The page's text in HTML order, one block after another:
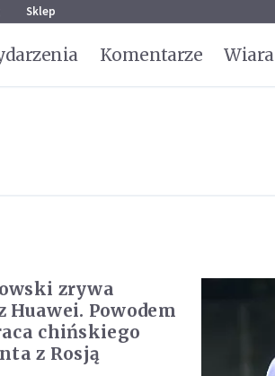
Sklep
Komentarze Wiara
zrywa
Huawei. Powodem
chińskiego
z Rosją